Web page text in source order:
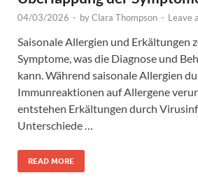
04/03/2026 - byClara Thompson - Leave
Saisonale Allergien und Erkältungen
Symptome, was die Diagnose und
kann. Während saisonale Allergien
Immunreaktionen auf Allergene
entstehen Erkältungen durch
Unterschiede …
READ MORE